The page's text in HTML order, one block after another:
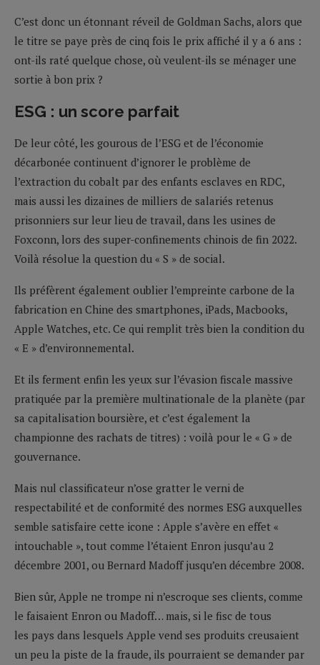
C’est donc un étonnant réveil de Goldman Sachs, alors que
le titre se paye près de cinq fois le prix affiché il y a 6 ans :
ont-ils raté quelque chose, où veulent-ils se ménager une
sortie à bon prix ?
ESG : un score parfait
De leur côté, les gourous de l’ESG et de l’économie
décarbonée continuent d’ignorer le problème de
l’extraction du cobalt par des enfants esclaves en RDC,
mais aussi les dizaines de milliers de salariés retenus
prisonniers sur leur lieu de travail, dans les usines de
Foxconn, lors des super-confinements chinois de fin 2022.
Voilà résolue la question du « S » de social.
Ils préfèrent également oublier l’empreinte carbone de la
fabrication en Chine des smartphones, iPads, Macbooks,
Apple Watches, etc. Ce qui remplit très bien la condition du
« E » d’environnemental.
Et ils ferment enfin les yeux sur l’évasion fiscale massive
pratiquée par la première multinationale de la planète (par
sa capitalisation boursière, et c’est également la
championne des rachats de titres) : voilà pour le « G » de
gouvernance.
Mais nul classificateur n’ose gratter le verni de
respectabilité et de conformité des normes ESG auxquelles
semble satisfaire cette icone : Apple s’avère en effet «
intouchable », tout comme l’étaient Enron jusqu’au 2
décembre 2001, ou Bernard Madoff jusqu’en décembre 2008.
Bien sûr, Apple ne trompe ni n’escroque ses clients, comme
le faisaient Enron ou Madoff… mais, si le fisc de tous
les pays dans lesquels Apple vend ses produits creusaient
un peu la piste de la fraude, ils pourraient se demander par